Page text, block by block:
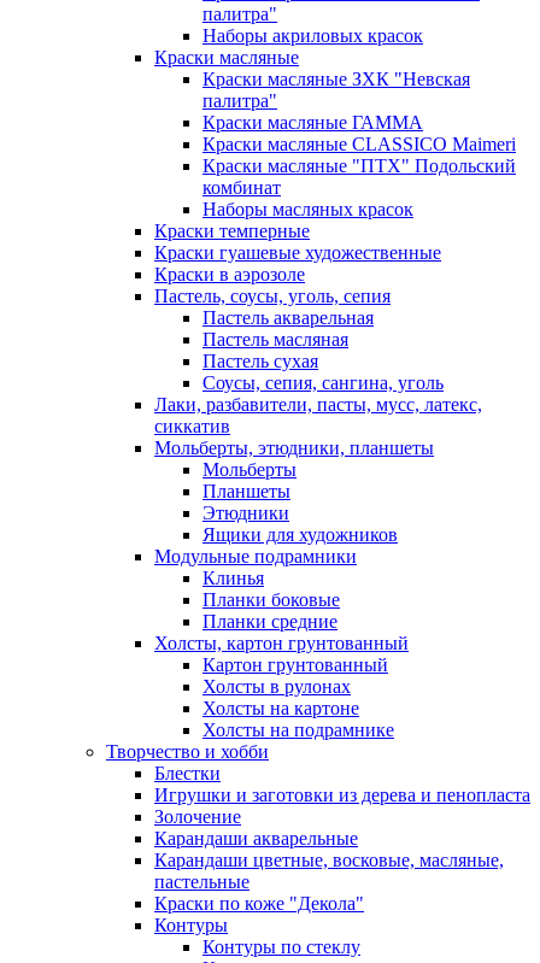
палитра"
Наборы акриловых красок
Краски масляные
Краски масляные ЗХК "Невская
палитра"
Краски масляные ГАММА
Краски масляные CLASSICO Maimeri
Краски масляные "ПТХ" Подольский
комбинат
Наборы масляных красок
Краски темперные
Краски гуашевые художественные
Краски в аэрозоле
Пастель, соусы, уголь, сепия
Пастель акварельная
Пастель масляная
Пастель сухая
Соусы, сепия, сангина, уголь
Лаки, разбавители, пасты, мусс, латекс,
сиккатив
Мольберты, этюдники, планшеты
Мольберты
Планшеты
Этюдники
Ящики для художников
Модульные подрамники
Клинья
Планки боковые
Планки средние
Холсты, картон грунтованный
Картон грунтованный
Холсты в рулонах
Холсты на картоне
Холсты на подрамнике
Творчество и хобби
Блестки
Игрушки и заготовки из дерева и пенопласта
Золочение
Карандаши акварельные
Карандаши цветные, восковые, масляные,
пастельные
Краски по коже "Декола"
Контуры
Контуры по стеклу